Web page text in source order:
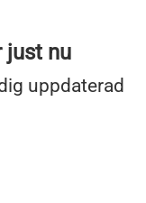
just nu
uppdaterad